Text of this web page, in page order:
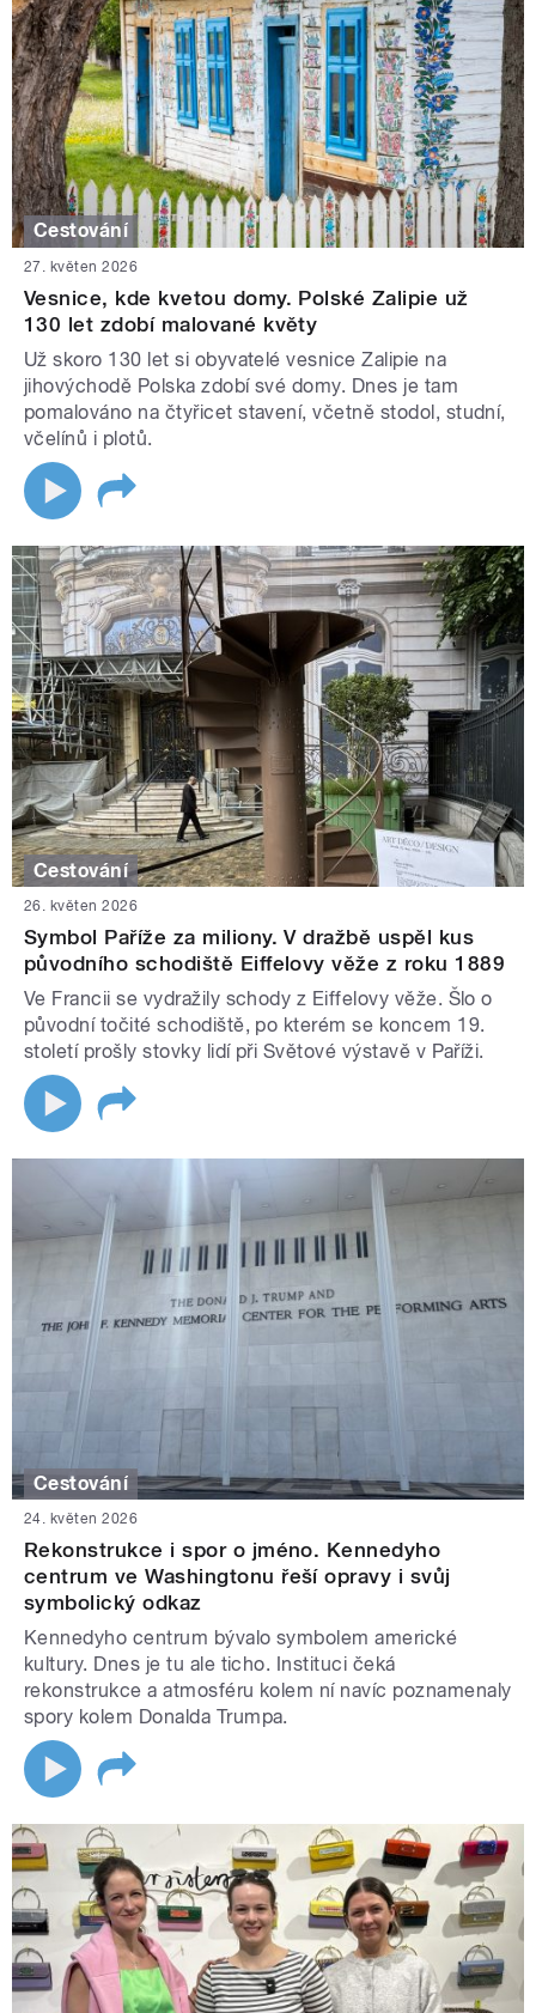
Cestování
27. květen 2026
Vesnice, kde kvetou domy. Polské Zalipie už
130 let zdobí malované květy
Už skoro 130 let si obyvatelé vesnice Zalipie na
jihovýchodě Polska zdobí své domy. Dnes je tam
pomalováno na čtyřicet stavení, včetně stodol, studní,
včelínů i plotů.
Cestování
26. květen 2026
Symbol Paříže za miliony. V dražbě uspěl kus
původního schodiště Eiffelovy věže z roku 1889
Ve Francii se vydražily schody z Eiffelovy věže. Šlo o
původní točité schodiště, po kterém se koncem 19.
století prošly stovky lidí při Světové výstavě v Paříži.
Cestování
24. květen 2026
Rekonstrukce i spor o jméno. Kennedyho
centrum ve Washingtonu řeší opravy i svůj
symbolický odkaz
Kennedyho centrum bývalo symbolem americké
kultury. Dnes je tu ale ticho. Instituci čeká
rekonstrukce a atmosféru kolem ní navíc poznamenaly
spory kolem Donalda Trumpa.